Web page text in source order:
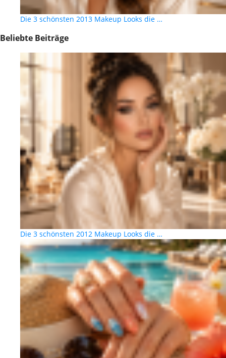
Die 3 schönsten 2013 Makeup Looks die …
Beliebte Beiträge
Die 3 schönsten 2012 Makeup Looks die …